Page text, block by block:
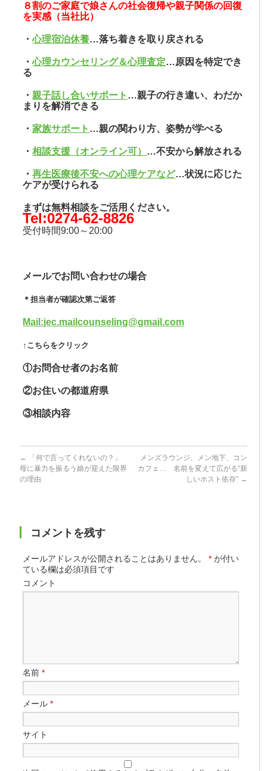
８割のご家庭で娘さんの社会復帰や親子関係の回復
を実感（当社比）
・心理宿泊休養…落ち着きを取り戻される
・心理カウンセリング＆心理査定…原因を特定でき
る
・親子話し合いサポート …親子の行き違い、わだか
まりを解消できる
・家族サポート …親の関わり方、姿勢が学べる
・相談支援（オンライン可） …不安から解放される
・再生医療後不安への心理ケアなど…状況に応じた
ケアが受けられる
まずは無料相談をご活用ください。
Tel:0274-62-8826
受付時間9:00～20:00
メールでお問い合わせの場合
＊担当者が確認次第ご返答
Mail:jec.mailcounseling@gmail.com
↑こちらをクリック
①お問合せ者のお名前
②お住いの都道府県
③相談内容
←
「何で言ってくれないの？」
母に暴力を振るう娘が迎えた限界
の理由
メンズラウンジ、メン地下、コン
カフェ… 名前を変えて広がる“新
しいホスト依存” →
コメントを残す
メールアドレスが公開されることはありません。 * が付い
ている欄は必須項目です
コメント
名前*
メール*
サイト